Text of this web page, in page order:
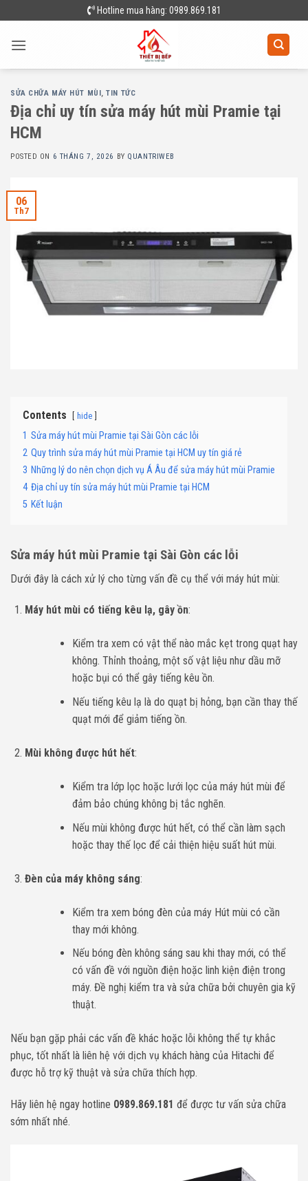
to
content
Hotline mua hàng: 0989.869.181
SỬA CHỮA MÁY HÚT MÙI,TIN TỨC
Địa chỉ uy tín sửa máy hút mùi Pramie tại
HCM
POSTED ON 6 THÁNG 7, 2026 BY QUANTRIWEB
06
Th7
Contents hide
1 Sửa máy hút mùi Pramie tại Sài Gòn các lỗi
2 Quy trình sửa máy hút mùi Pramie tại HCM uy tín giá rẻ
3 Những lý do nên chọn dịch vụ Á Âu để sửa máy hút mùi Pramie
4 Địa chỉ uy tín sửa máy hút mùi Pramie tại HCM
5 Kết luận
Sửa máy hút mùi Pramie tại Sài Gòn các lỗi
Dưới đây là cách xử lý cho từng vấn đề cụ thể với máy hút mùi:
Máy hút mùi có tiếng kêu lạ, gây ồn:
Kiểm tra xem có vật thể nào mắc kẹt trong quạt hay
không. Thỉnh thoảng, một số vật liệu như dầu mỡ
hoặc bụi có thể gây tiếng kêu ồn.
Nếu tiếng kêu lạ là do quạt bị hỏng, bạn cần thay thế
quạt mới để giảm tiếng ồn.
Mùi không được hút hết:
Kiểm tra lớp lọc hoặc lưới lọc của máy hút mùi để
đảm bảo chúng không bị tắc nghẽn.
Nếu mùi không được hút hết, có thể cần làm sạch
hoặc thay thế lọc để cải thiện hiệu suất hút mùi.
Đèn của máy không sáng:
Kiểm tra xem bóng đèn của máy Hút mùi có cần
thay mới không.
Nếu bóng đèn không sáng sau khi thay mới, có thể
có vấn đề với nguồn điện hoặc linh kiện điện trong
máy. Đề nghị kiểm tra và sửa chữa bởi chuyên gia kỹ
thuật.
Nếu bạn gặp phải các vấn đề khác hoặc lỗi không thể tự khắc
phục, tốt nhất là liên hệ với dịch vụ khách hàng của Hitachi để
được hỗ trợ kỹ thuật và sửa chữa thích hợp.
Hãy liên hệ ngay hotline 0989.869.181 để được tư vấn sửa chữa
sớm nhất nhé.